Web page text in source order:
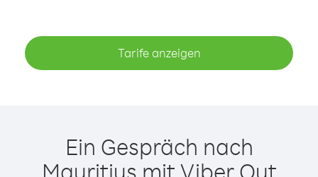
Tarife anzeigen
Ein Gespräch nach
Mauritius mit Viber Out